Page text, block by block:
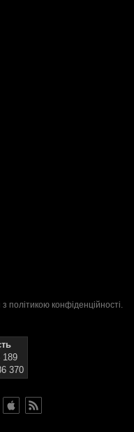
з політикою конфіденційності.
189
370